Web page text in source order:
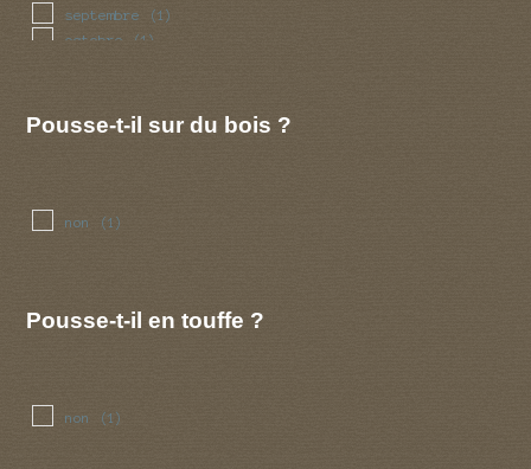
septembre (1)
octobre (1)
Pousse-t-il sur du bois ?
non (1)
Pousse-t-il en touffe ?
non (1)